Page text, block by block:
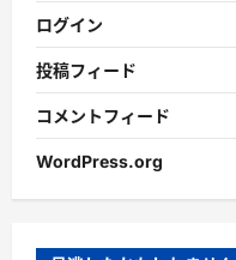
ログイン
投稿フィード
コメントフィード
WordPress.org